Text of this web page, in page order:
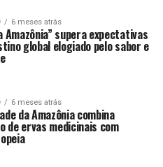
6 meses atrás
Amazônia” supera expectativas
global elogiado pelo sabor e
6 meses atrás
da Amazônia combina
de ervas medicinais com